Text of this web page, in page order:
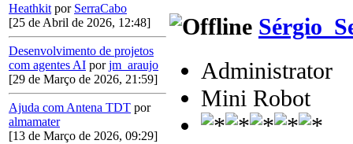
Heathkit por SerraCabo
[25 de Abril de 2026, 12:48]
Desenvolvimento de projetos
com agentes AI porjm_araujo
[29 de Março de 2026, 21:59]
Ajuda com Antena TDT por
almamater
[13 de Março de 2026, 09:29]
Administrator
Mini Robot